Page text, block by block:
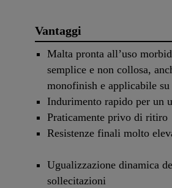
Vantaggi
Malta pronta all’uso
semplice e non collosa,
monofinish e applicabile
Indurimento rapido per un
Praticamente privo di ritiro
Resistenze finali molto
Ugualizzazione dinamica
sollecitazioni